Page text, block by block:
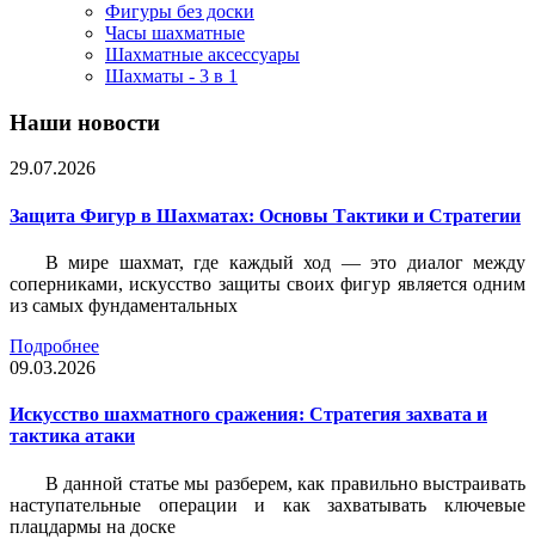
Фигуры без доски
Часы шахматные
Шахматные аксессуары
Шахматы - 3 в 1
Наши новости
29.07.2026
Защита Фигур в Шахматах: Основы Тактики и Стратегии
В мире шахмат, где каждый ход — это диалог между
соперниками, искусство защиты своих фигур является одним
из самых фундаментальных
Подробнее
09.03.2026
Искусство шахматного сражения: Стратегия захвата и
тактика атаки
В данной статье мы разберем, как правильно выстраивать
наступательные операции и как захватывать ключевые
плацдармы на доске